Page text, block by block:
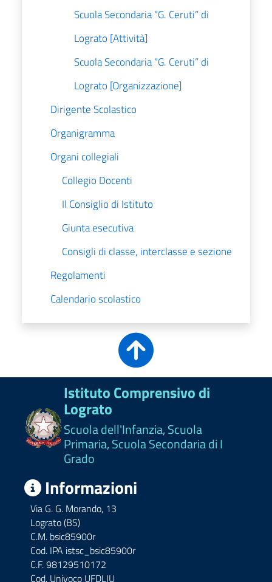
Scuola Secondaria “G. Ceruti” di
Lograto [Attività]
Scuola Secondaria “G. Ceruti” di
Lograto [Organizzazione]
Dirigente Scolastico
Organigramma
Organi collegiali
Collegio Docenti
Il Consiglio di Istituto
Giunta esecutiva
Consigli di classe, interclasse e sezione
Regolamenti
Calendario scolastico
Istituto Comprensivo di
Lograto
Scuola dell'Infanzia, Scuola
Primaria, Scuola Secondaria di I
Grado
Informazioni
Via G. G. Morando, 13
Lograto (BS)
C.M. bsic85900r
Cod. IPA istsc_bsic85900r
C.F. 98129510172
Cod. Univoco UFDLIU